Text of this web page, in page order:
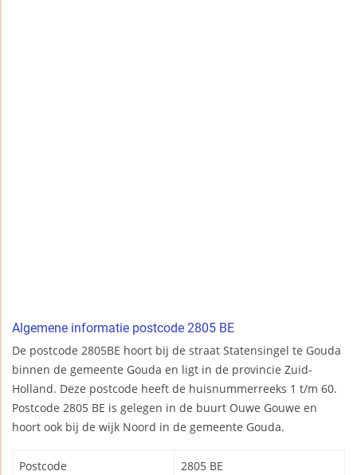
Algemene informatie postcode 2805 BE
De postcode 2805BE hoort bij de straat Statensingel te Gouda
binnen de gemeente Gouda en ligt in de provincie Zuid-
Holland. Deze postcode heeft de huisnummerreeks 1 t/m 60.
Postcode 2805 BE is gelegen in de buurt Ouwe Gouwe en
hoort ook bij de wijk Noord in de gemeente Gouda.
Postcode 2805 BE